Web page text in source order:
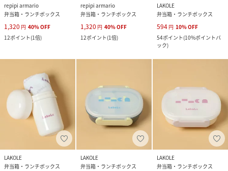
repipi armario
弁当箱・ランチボックス
1,320 円 40%OFF
12ポイント(1倍)
repipi armario
弁当箱・ランチボックス
1,320 円 40%OFF
12ポイント(1倍)
LAKOLE
弁当箱・ランチボックス
594 円 10%OFF
54ポイント(10%ポイントバ
ック)
LAKOLE
弁当箱・ランチボックス
LAKOLE
弁当箱・ランチボックス
LAKOLE
弁当箱・ランチボックス